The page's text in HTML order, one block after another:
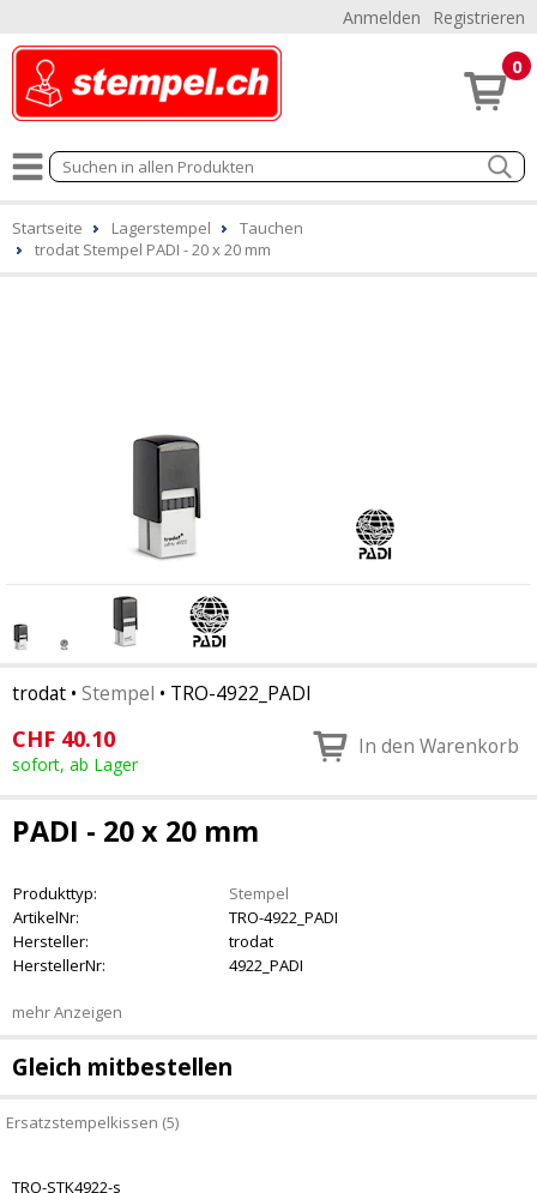
Anmelden Registrieren
0
Startseite Lagerstempel
Tauchen
trodat Stempel PADI - 20 x 20 mm
trodat • Stempel • TRO-4922_PADI
CHF 40.10
sofort, ab Lager
In den Warenkorb
PADI - 20 x 20 mm
Produkttyp:
Stempel
ArtikelNr:
TRO-4922_PADI
Hersteller:
trodat
HerstellerNr:
4922_PADI
mehr Anzeigen
Gleich mitbestellen
Ersatzstempelkissen (5)
TRO-STK4922-s